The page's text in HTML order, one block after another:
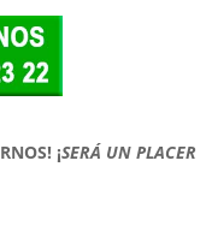
¡SERÁ UN PLACER